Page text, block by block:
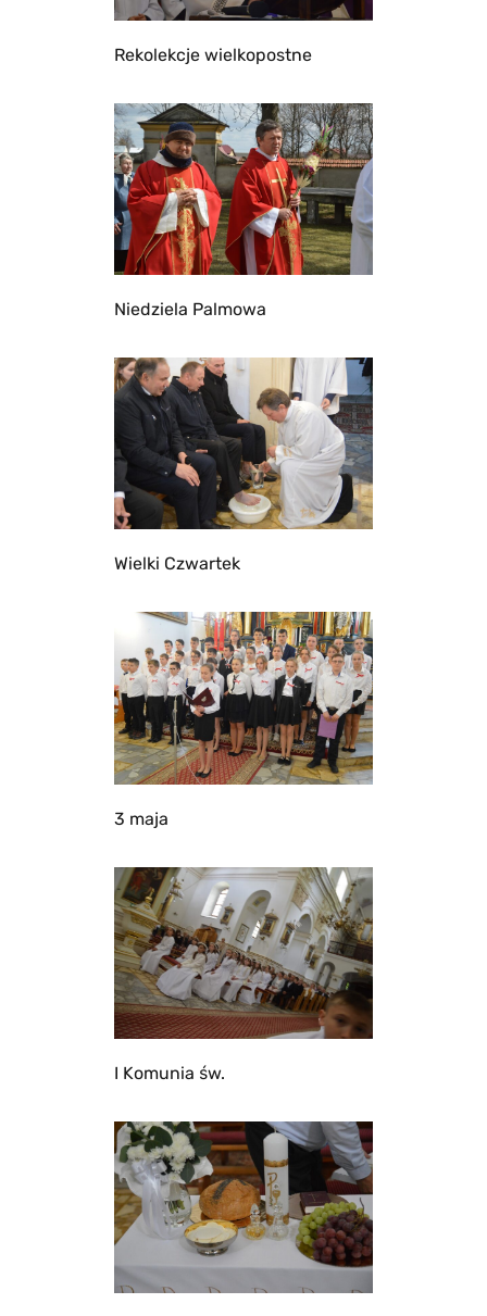
Rekolekcje wielkopostne
Niedziela Palmowa
Wielki Czwartek
3 maja
I Komunia św.